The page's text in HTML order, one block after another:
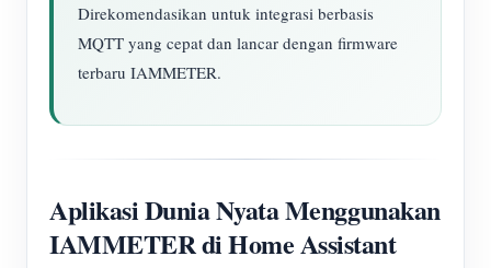
Direkomendasikan untuk integrasi berbasis
MQTT yang cepat dan lancar dengan firmware
terbaru IAMMETER.
Aplikasi Dunia Nyata Menggunakan
IAMMETER di Home Assistant